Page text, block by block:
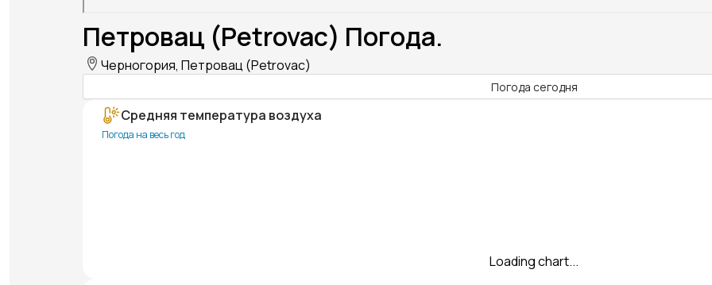
Петровац (Petrovac) Погода.
Черногория, Петровац (Petrovac)
Погода сегодня
Средняя температура воздуха
Погода на весь год
Loading chart...